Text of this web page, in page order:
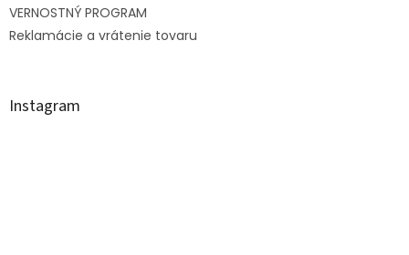
VERNOSTNÝ PROGRAM
Reklamácie a vrátenie tovaru
Instagram